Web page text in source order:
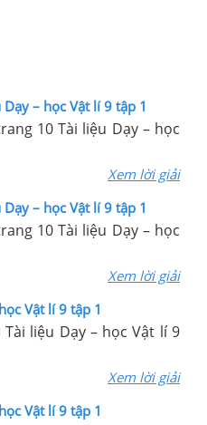
– học Vật lí 9 tập 1
10 Tài liệu Dạy – học
Xem lời giải
– học Vật lí 9 tập 1
10 Tài liệu Dạy – học
Xem lời giải
Vật lí 9 tập 1
liệu Dạy – học Vật lí 9
Xem lời giải
Vật lí 9 tập 1